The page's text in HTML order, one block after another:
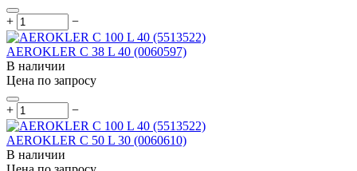
+ −
AEROKLER C 38 L 40 (0060597)
В наличии
Цена по запросу
+ −
AEROKLER C 50 L 30 (0060610)
В наличии